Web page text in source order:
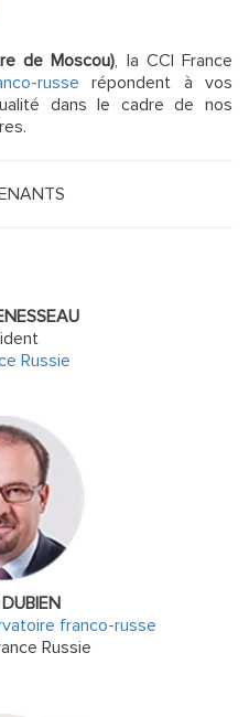
de Moscou), la CCI France
russe répondent à vos
dans le cadre de nos
Russie
franco-russe
Russie